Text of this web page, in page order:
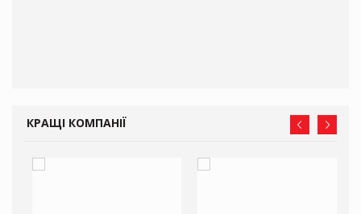
КРАЩІ КОМПАНІЇ